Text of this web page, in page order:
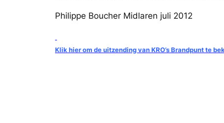
Philippe Boucher Midlaren juli 2012
Klik hier om de uitzending van KRO’s Brandpunt te